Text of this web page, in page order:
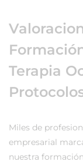
Terapia
Miles de
empresarial
nuestra